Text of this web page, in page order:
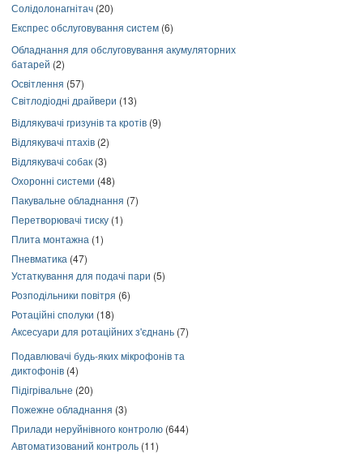
Солідолонагнітач (20)
Експрес обслуговування систем (6)
Обладнання для обслуговування акумуляторних
батарей (2)
Освітлення (57)
Світлодіодні драйвери (13)
Відлякувачі гризунів та кротів (9)
Відлякувачі птахів (2)
Відлякувачі собак (3)
Охоронні системи (48)
Пакувальне обладнання (7)
Перетворювачі тиску (1)
Плита монтажна (1)
Пневматика (47)
Устаткування для подачі пари (5)
Розподільники повітря (6)
Ротаційні сполуки (18)
Аксесуари для ротаційних з'єднань (7)
Подавлювачі будь-яких мікрофонів та
диктофонів (4)
Підігрівальне (20)
Пожежне обладнання (3)
Прилади неруйнівного контролю (644)
Автоматизований контроль (11)